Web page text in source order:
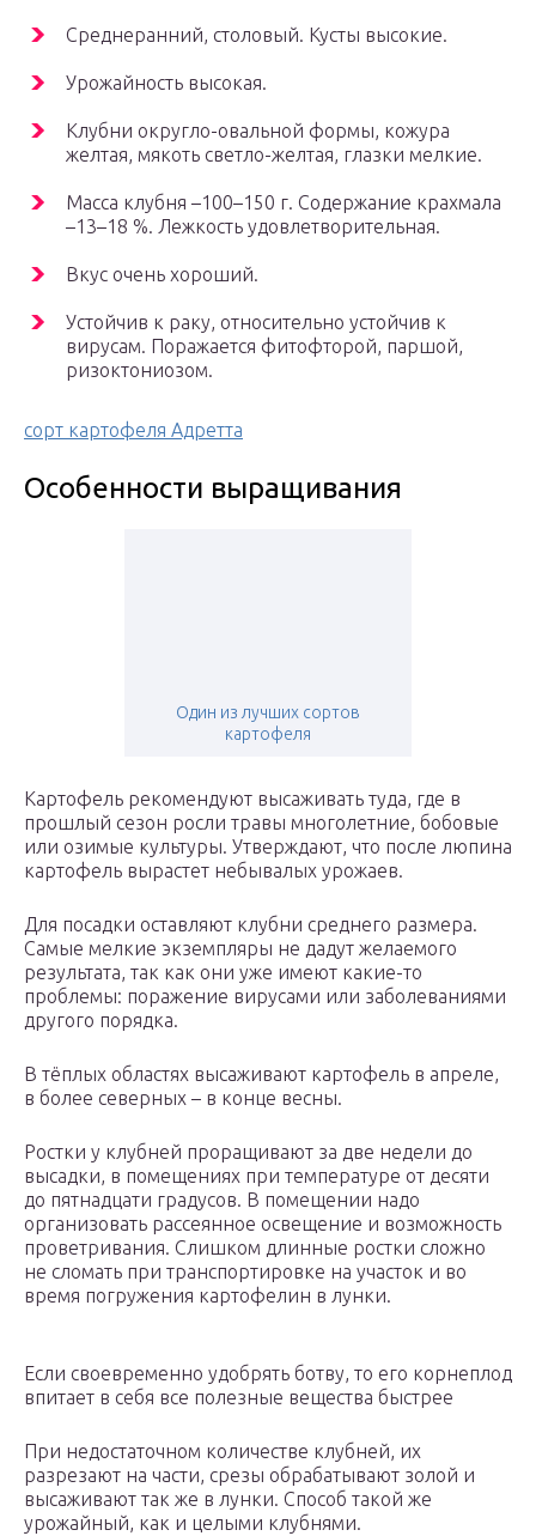
Среднеранний, столовый. Кусты высокие.
Урожайность высокая.
Клубни округло-овальной формы, кожура
желтая, мякоть светло-желтая, глазки мелкие.
Масса клубня –100–150 г. Содержание крахмала
–13–18 %. Лежкость удовлетворительная.
Вкус очень хороший.
Устойчив к раку, относительно устойчив к
вирусам. Поражается фитофторой, паршой,
ризоктониозом.
сорт картофеля Адретта
Особенности выращивания
Один из лучших сортов
картофеля
Картофель рекомендуют высаживать туда, где в
прошлый сезон росли травы многолетние, бобовые
или озимые культуры. Утверждают, что после люпина
картофель вырастет небывалых урожаев.
Для посадки оставляют клубни среднего размера.
Самые мелкие экземпляры не дадут желаемого
результата, так как они уже имеют какие-то
проблемы: поражение вирусами или заболеваниями
другого порядка.
В тёплых областях высаживают картофель в апреле,
в более северных – в конце весны.
Ростки у клубней проращивают за две недели до
высадки, в помещениях при температуре от десяти
до пятнадцати градусов. В помещении надо
организовать рассеянное освещение и возможность
проветривания. Слишком длинные ростки сложно
не сломать при транспортировке на участок и во
время погружения картофелин в лунки.
Если своевременно удобрять ботву, то его корнеплод
впитает в себя все полезные вещества быстрее
При недостаточном количестве клубней, их
разрезают на части, срезы обрабатывают золой и
высаживают так же в лунки. Способ такой же
урожайный, как и целыми клубнями.